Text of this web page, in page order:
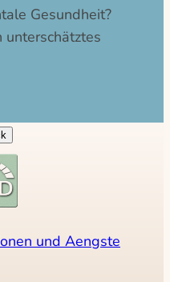
Gesundheit?
unterschätztes
und Aengste